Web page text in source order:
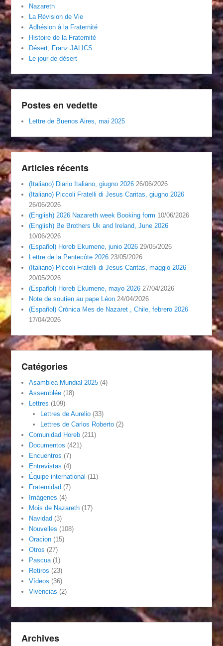
Nazareth
La Révision de Vie
Adhésion à la Fraternité
Histoire de la Fraternité
Désert, Franz JALICS
Le jour de désert
Postes en vedette
Lettre de Buenos Aires, mai 2025
Articles récents
(Italiano) Diario Italiano, giugno 2026 26/06/2026
(Italiano) Piccoli Fratelli di Jesus Caritas, giugno 2026
26/06/2026
(English) 2026 Nazareth week Booking form 10/06/2026
(English) Be Brothers Uk and Ireland, June 2026
10/06/2026
(Español) Horeb Ekumene, junio 2026 29/05/2026
Lettre de la Pentecôte 2026 23/05/2026
(Italiano) Piccoli Fratelli di Jesus Caritas, maggio 2026
20/05/2026
(Español) Horeb Ekumene, mayo 2026 27/04/2026
Note de soutien au pape Léon 24/04/2026
(Español) Crónica Mes de Nazaret , Chile, febrero 2026
17/04/2026
Catégories
Asamblea Mundial 2025 (4)
Assemblée (18)
Lettres (109)
Lettres de Aurelio(33)
Lettres de Carlos Roberto(2)
Comunidad Horeb (211)
Documentos (421)
Encuentros (7)
Entrevistas (4)
Équipe international (11)
Fraternidad (7)
Imágenes (4)
Mois de Nazareth (17)
Navidad (3)
Nouvelles (108)
Oracion (15)
Otros (27)
Pascua (1)
Retiros (23)
Vídeos (36)
Vivencias (2)
Archives